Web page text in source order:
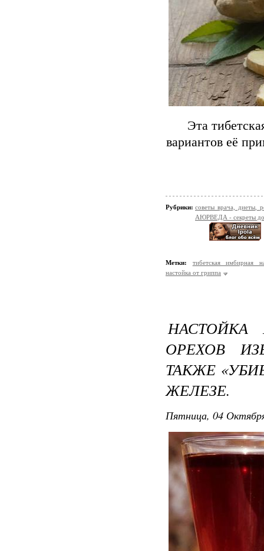
Эта
вариантов её
Рубрики: советы врача,
АЮРВЕДА - секреты
Метки:
тибетская имбирная
настойка от гриппа
НАСТОЙКА
ОРЕХОВ
ТАКЖЕ
ЖЕЛЕЗЕ.
Пятница, 04